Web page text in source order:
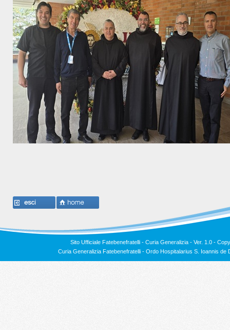
Sito Ufficiale Fatebenefratelli - Curia Generalizia - Ver. 1.0 -
Curia Generalizia Fatebenefratelli - Ordo Hospitalarius S. Ioannis